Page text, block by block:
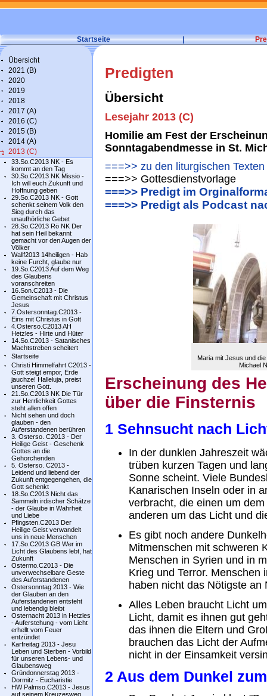
Startseite |
Übersicht
2021 (B)
2020
2019
2018
2017 (A)
2016 (C)
2015 (B)
2014 (A)
2013 (C)
33.So.C2013 NK - Es
kommt an den Tag
30.So.C2013 NK Missio -
Ich will euch Zukunft und
Hoffnung geben
29.So.C2013 NK - Gott
schenkt seinem Volk den
Sieg durch das
unaufhörliche Gebet
28.So.C2013 Rö NK Der
hat sein Heil bekannt
gemacht vor den Augen der
Völker
Wallf2013 14heiligen - Hab
keine Furcht, glaube nur
19.So.C2013 Auf dem Weg
des Glaubens
voranschreiten
16.Son.C2013 - Die
Gemeinschaft mit Christus
Jesus
7.Ostersonntag.C2013 -
Eins mit Christus in Gott
4.Osterso.C2013 AH
Hetzles - Hirte und Hüter
14.So.C2013 - Satanisches
Machtstreben scheitert
Startseite
Christi Himmelfahrt C2013 -
Gott steigt empor, Erde
jauchze! Halleluja, preist
unseren Gott.
21.So.C2013 NK Die Tür
zur Herrlichkeit Gottes
steht allen offen
Nicht sehen und doch
glauben - den
Auferstandenen berühren
3. Osterso. C2013 - Der
Heilige Geist - Geschenk
Gottes an die
Gehorchenden
5. Osterso. C2013 -
Leidend und liebend der
Zukunft entgegengehen, die
Gott schenkt
18.So.C2013 Nicht das
Sammeln irdischer Schätze
- der Glaube in Wahrheit
und Liebe
Pfingsten.C2013 Der
Heilige Geist verwandelt
uns in neue Menschen
17.So.C2013 GB Wer im
Licht des Glaubens lebt, hat
Zukunft
Ostermo.C2013 - Die
unverwechselbare Geste
des Auferstandenen
Ostersonntag 2013 - Wie
der Glauben an den
Auferstandenen entsteht
und lebendig bleibt
Osternacht 2013 in Hetzles
- Auferstehung - vom Licht
erhellt vom Feuer
entzündet
Karfreitag 2013 - Jesu
Leben und Sterben - Vorbild
für unseren Lebens- und
Glaubensweg
Gründonnerstag 2013 -
Dormitz - Eucharistie
HW Palmso.C2013 - Jesus
auf seinem Kreuzesweg
Predigten
Übersicht
Lesejahr 2013 (C)
Homilie am Fest der
Sonntagabendmesse in St.
===>> zu den liturgischen Texten
===>> Gottesdienstvorlage
===>> Predigt im
===>> Predigt als Podcast
Maria mit Jesus und
Michael
Erscheinung des
über die Finsternis
1 Sehnsucht nach
In der dunklen Jahreszeit
trüben kurzen Tagen und
Sonne scheint. Viele
Kanarischen Inseln oder in
verbracht, die einen um
anderen um das Licht und
Es gibt noch andere
Mitmenschen mit schweren
Menschen in Syrien und in
Krieg und Terror. Menschen
haben nicht das Nötigste
Alles Leben braucht Licht
Licht, damit es ihnen gut
das ihnen die Eltern und
brauchen das Licht der
nicht in der Einsamkeit
2 Aus dem Dunkel